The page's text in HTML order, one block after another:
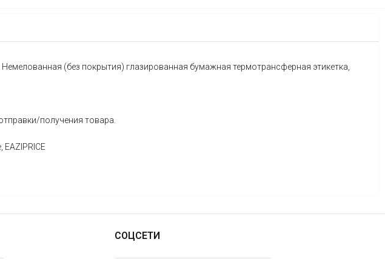
(без покрытия) глазированная бумажная термотрансферная этикетка,
получения товара.
EAZIPRICE
СОЦСЕТИ